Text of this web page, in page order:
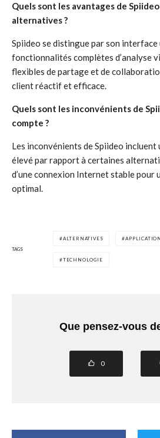
Quels sont les avantages de
alternatives ?
Spiideo se distingue par son
fonctionnalités complètes d’analyse
flexibles de partage et de
client réactif et efficace.
Quels sont les inconvénients de
compte ?
Les inconvénients de Spiideo
élevé par rapport à certaines
d’une connexion Internet stable pour
optimal.
TAGS
ALTERNATIVES APPLICATION
TECHNOLOGIE
Que pensez-vous
0